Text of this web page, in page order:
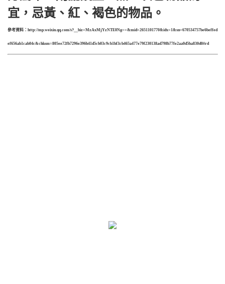
宜，忌黃、紅、褐色的物品。
參考資料：http://mp.weixin.qq.com/s?__biz=MzAxMjYzNTE0Ng==&mid=2651101770&idx=1&sn=670534757be6beffed
ef656ab1cab04c&chksm=805ee72fb7296e396b41d5cb03c9cb1bf3cb465a477e79f230138ad798b77fe2aa0d5ba830d0#rd